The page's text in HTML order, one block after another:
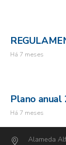
Há 7 meses
Plano anual
Há 7 meses
Alameda